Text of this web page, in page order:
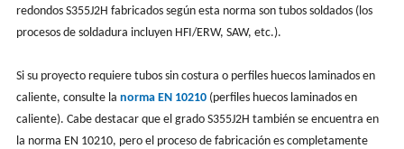
redondos S355J2H fabricados según esta norma son tubos soldados (los
procesos de soldadura incluyen HFI/ERW, SAW, etc.).
Si su proyecto requiere tubos sin costura o perfiles huecos laminados en
caliente, consulte la norma EN 10210(perfiles huecos laminados en
caliente). Cabe destacar que el grado S355J2H también se encuentra en
la norma EN 10210, pero el proceso de fabricación es completamente